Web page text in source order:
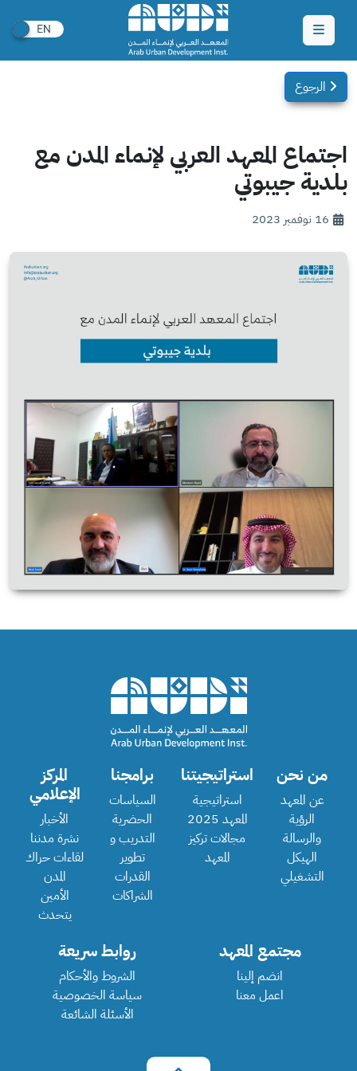
الرجوع
اجتماع المعهد العربي لإنماء المدن مع
بلدية جيبوتي
16 نوفمبر 2023
من نحن
عن المعهد
الرؤية
والرسالة
الهيكل
التشغيلي
استراتيجيتنا
استراتيجية
المعهد 2025
مجالات تركيز
المعهد
برامجنا
السياسات
الحضرية
التدريب و
تطوير
القدرات
الشراكات
المركز
الإعلامي
الأخبار
نشرة مدننا
لقاءات حراك
المدن
الأمين
يتحدث
مجتمع المعهد
انضم إلينا
اعمل معنا
روابط سريعة
الشروط والأحكام
سياسة الخصوصية
الأسئلة الشائعة